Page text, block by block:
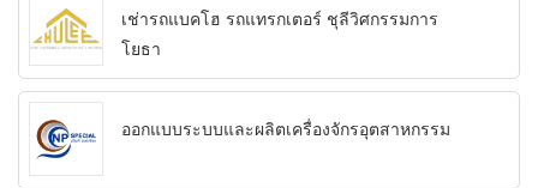
เช่ารถแบคโฮ รถแทรกเตอร์ ชุลีวิศกรรมการ
โยธา
ออกแบบระบบและผลิตเครื่องจักรอุตสาหกรรม